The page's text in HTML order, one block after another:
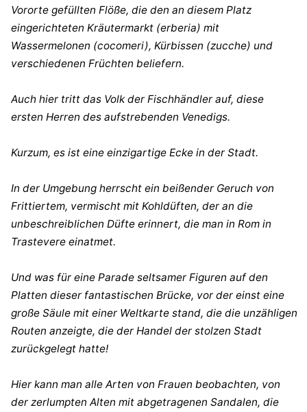
Vororte gefüllten Flöße, die den an diesem Platz
eingerichteten Kräutermarkt (erberia) mit
Wassermelonen (cocomeri), Kürbissen (zucche) und
verschiedenen Früchten beliefern.
Auch hier tritt das Volk der Fischhändler auf, diese
ersten Herren des aufstrebenden Venedigs.
Kurzum, es ist eine einzigartige Ecke in der Stadt.
In der Umgebung herrscht ein beißender Geruch von
Frittiertem, vermischt mit Kohldüften, der an die
unbeschreiblichen Düfte erinnert, die man in Rom in
Trastevere einatmet.
Und was für eine Parade seltsamer Figuren auf den
Platten dieser fantastischen Brücke, vor der einst eine
große Säule mit einer Weltkarte stand, die die unzähligen
Routen anzeigte, die der Handel der stolzen Stadt
zurückgelegt hatte!
Hier kann man alle Arten von Frauen beobachten, von
der zerlumpten Alten mit abgetragenen Sandalen, die